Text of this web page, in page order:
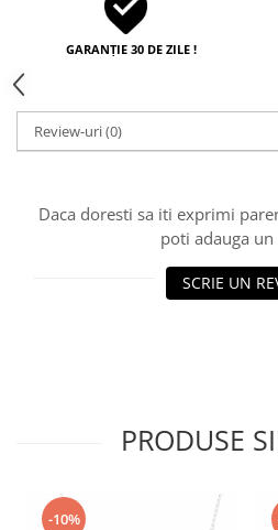
GARANȚIE 30 DE ZILE !
Review-uri(0)
Daca doresti sa iti exprimi
poti adauga
SCRIE UN
PRODUSE
-10%